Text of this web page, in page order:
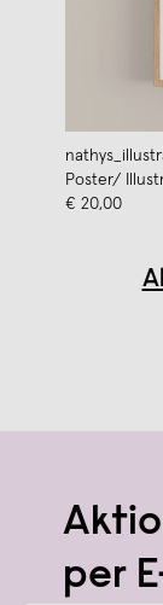
Poster/
€ 20,00
per